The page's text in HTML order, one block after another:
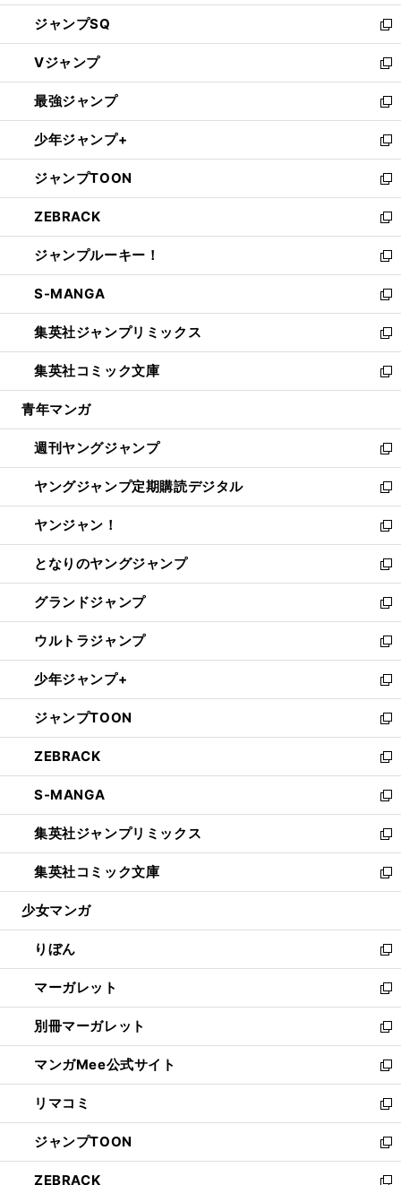
し
い
ウ
ィ
ン
ド
ウ
で
開
く
ジャンプSQ
新
し
い
ウ
ィ
ン
ド
ウ
で
開
く
Vジャンプ
新
し
い
ウ
ィ
ン
ド
ウ
で
開
く
最強ジャンプ
新
し
い
ウ
ィ
ン
ド
ウ
で
開
く
少年ジャンプ+
新
し
い
ウ
ィ
ン
ド
ウ
で
開
く
ジャンプTOON
新
し
い
ウ
ィ
ン
ド
ウ
で
開
く
ZEBRACK
新
し
い
ウ
ィ
ン
ド
ウ
で
開
ジャンプルーキー！
新
し
い
ウ
ィ
ン
ド
ウ
開
く
S-MANGA
新
し
い
ウ
ィ
ン
ウ
で
開
く
集英社ジャンプリミックス
新
し
い
ウ
ン
ド
ウ
で
開
く
集英社コミック文庫
新
し
ウ
ィ
ン
ド
ウ
で
開
く
青年マンガ
週刊ヤングジャンプ
新
し
い
ウ
ィ
ン
ド
ウ
で
開
く
ヤングジャンプ定期購読デジタル
新
し
い
ウ
ィ
ン
ド
ウ
で
開
く
ヤンジャン！
新
し
い
ウ
ィ
ン
ド
ウ
で
開
く
となりのヤングジャンプ
新
し
い
ウ
ィ
ン
ド
ウ
で
開
く
グランドジャンプ
新
し
い
ウ
ィ
ン
ド
ウ
で
開
く
ウルトラジャンプ
新
し
い
ウ
ィ
ン
ド
ウ
で
開
く
少年ジャンプ+
新
し
い
ウ
ィ
ン
ド
ウ
で
開
く
ジャンプTOON
新
し
い
ウ
ィ
ン
ド
ウ
で
開
ZEBRACK
新
し
い
ウ
ィ
ン
ド
ウ
開
く
S-MANGA
新
し
い
ウ
ィ
ン
ウ
で
開
く
集英社ジャンプリミックス
新
し
い
ウ
ン
ド
ウ
で
開
く
集英社コミック文庫
新
し
ウ
ィ
ン
ド
ウ
で
開
く
少女マンガ
りぼん
新
し
い
ウ
ィ
ン
ド
ウ
で
開
く
マーガレット
新
し
い
ウ
ィ
ン
ド
ウ
で
開
く
別冊マーガレット
新
し
い
ウ
ィ
ン
ド
ウ
で
マンガMee公式サイト
新
し
い
ウ
ィ
ン
ド
リマコミ
新
し
い
ウ
ジャンプTOON
新
し
ZEBRACK